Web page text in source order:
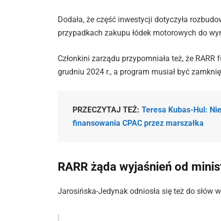
Dodała, że część inwestycji dotyczyła
przypadkach zakupu łódek motorowych do
Członkini zarządu przypomniała też, że
grudniu 2024 r., a program musiał być
PRZECZYTAJ TEŻ:Teresa Kubas-Hul:
finansowania CPAC przez marszałka
RARR żąda wyjaśnień od
Jarosińska-Jedynak odniosła się też do słów